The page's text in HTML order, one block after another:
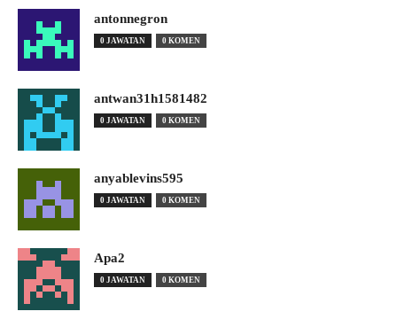
antonnegron
0 JAWATAN 0 KOMEN
antwan31h1581482
0 JAWATAN 0 KOMEN
anyablevins595
0 JAWATAN 0 KOMEN
Apa2
0 JAWATAN 0 KOMEN